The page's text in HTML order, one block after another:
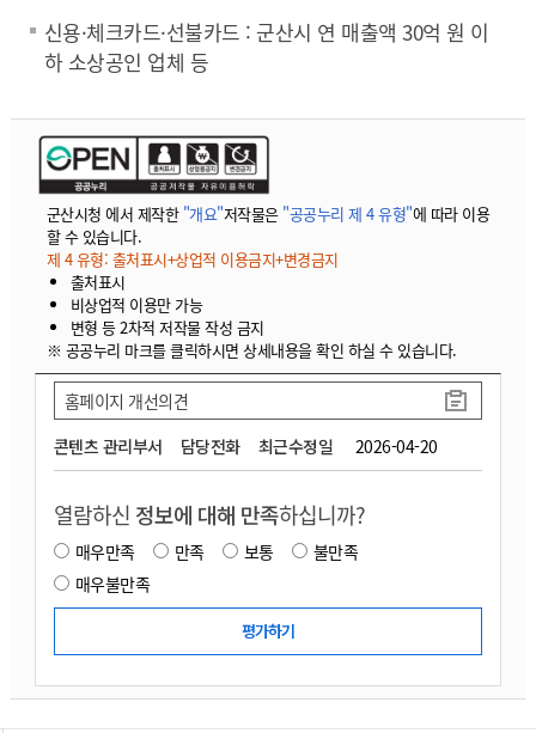
신용·체크카드·선불카드 : 군산시 연 매출액 30억 원 이
하 소상공인 업체 등
군산시청 에서 제작한 "개요"저작물은 "공공누리 제 4 유형"에 따라 이용
할 수 있습니다.
제 4 유형: 출처표시+상업적 이용금지+변경금지
출처표시
비상업적 이용만 가능
변형 등 2차적 저작물 작성 금지
※ 공공누리 마크를 클릭하시면 상세내용을 확인 하실 수 있습니다.
콘텐츠 관리부서 담당전화 최근수정일 2026-04-20
홈페이지 개선의견
열람하신 정보에 대해 만족하십니까?
매우만족 만족 보통
불만족
매우불만족